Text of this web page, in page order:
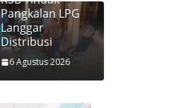
Pangkalan LPG
Langgar
Distribusi
6 Agustus 2026